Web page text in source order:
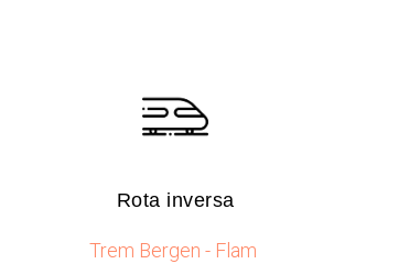
Rota inversa​
Trem Bergen - Flam ​